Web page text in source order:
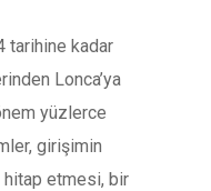
tarihine kadar
Lonca’ya
yüzlerce
girişimin
hitap etmesi, bir